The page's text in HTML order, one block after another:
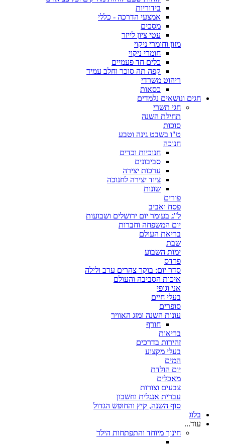
בידוריות
אמצעי הדרכה - כללי
מסכים
עטי ציון לייזר
מזון וחומרי ניקוי
חומרי ניקוי
כלים חד פעמיים
קפה תה סוכר וחלב עמיד
ריהוט משרדי
כסאות
חגים ונושאים נלמדים
חגי תשרי
תחילת השנה
סוכות
ט"ו בשבט גינה וטבע
חנוכה
חנוכיות וכדים
סביבונים
ערכות יצירה
ציוד יצירה לחנוכה
שונות
פורים
פסח ואביב
ל"ג בעומר יום ירושלים ושבועות
יום המשפחה וחברות
בריאת העולם
שבת
ימות השבוע
פרדס
סדר יום: בוקר צהרים ערב ולילה
איכות הסביבה והעולם
אני וגופי
בעלי חיים
סופרים
עונות השנה ומזג האוויר
חורף
בריאות
זהירות בדרכים
בעלי מקצוע
המים
יום הולדת
מאכלים
צבעים וצורות
עברית אנגלית וחשבון
סוף השנה, קיץ והחופש הגדול
בלוג
עוד...
חינוך מיוחד והתפתחות הילד